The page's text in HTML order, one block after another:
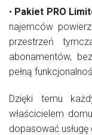
• Pakiet PRO
najemców
przestrzeń
abonamentów,
pełną
Dzięki temu
właścicielem
dopasować